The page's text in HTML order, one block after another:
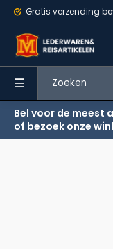
Gratis verzending
Bel voor de meest
of bezoek onze
Terug